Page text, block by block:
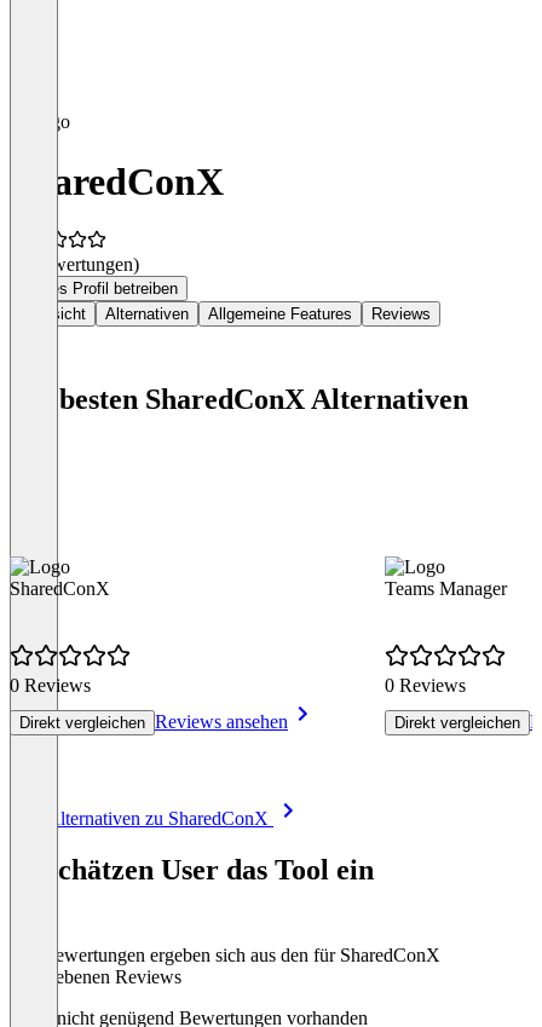
SharedConX
(0 Bewertungen)
Dieses Profil betreiben
Übersicht
Alternativen Allgemeine Features Reviews
Die besten SharedConX Alternativen
SharedConX
0 Reviews
Direkt vergleichen Reviews ansehen
Teams Manager
0 Reviews
Direkt vergleichen
Alle Alternativen zu SharedConX
So schätzen User das Tool ein
Die Bewertungen ergeben sich aus den für SharedConX
abgegebenen Reviews
Noch nicht genügend Bewertungen vorhanden